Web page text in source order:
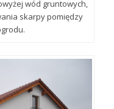
wód gruntowych,
skarpy pomiędzy